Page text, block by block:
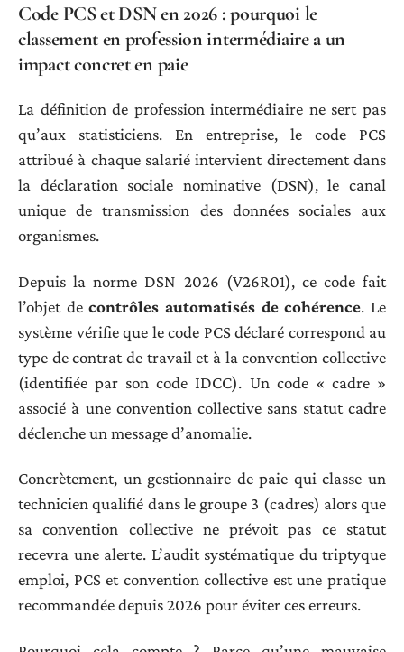
Code PCS et DSN en 2026 : pourquoi le
classement en profession intermédiaire a un
impact concret en paie
La définition de profession intermédiaire ne sert pas
qu’aux statisticiens. En entreprise, le code PCS
attribué à chaque salarié intervient directement dans
la déclaration sociale nominative (DSN), le canal
unique de transmission des données sociales aux
organismes.
Depuis la norme DSN 2026 (V26R01), ce code fait
l’objet decontrôles automatisés de cohérence. Le
système vérifie que le code PCS déclaré correspond au
type de contrat de travail et à la convention collective
(identifiée par son code IDCC). Un code « cadre »
associé à une convention collective sans statut cadre
déclenche un message d’anomalie.
Concrètement, un gestionnaire de paie qui classe un
technicien qualifié dans le groupe 3 (cadres) alors que
sa convention collective ne prévoit pas ce statut
recevra une alerte. L’audit systématique du triptyque
emploi, PCS et convention collective est une pratique
recommandée depuis 2026 pour éviter ces erreurs.